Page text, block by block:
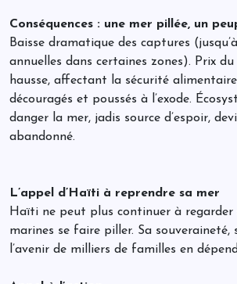
Conséquences : une mer pillée, un
Baisse dramatique des captures
annuelles dans certaines zones). Prix
hausse, affectant la sécurité
découragés et poussés à l’exode.
danger la mer, jadis source d’espoir,
abandonné.
L’appel d’Haïti à reprendre sa mer
Haïti ne peut plus continuer à regarder
marines se faire piller. Sa souveraineté,
l’avenir de milliers de familles en